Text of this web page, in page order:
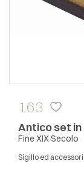
163
Antico set
Fine XIX Secolo
Sigillo ed